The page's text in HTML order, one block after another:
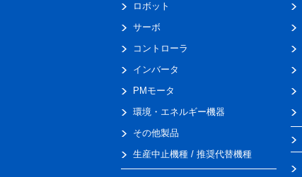
ロボット
サーボ
コントローラ
インバータ
PMモータ
環境・エネルギー機器
その他製品
生産中止機種 / 推奨代替機種